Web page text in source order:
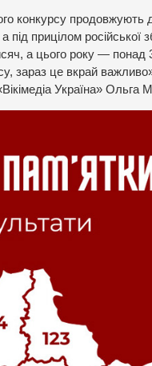
конкурсу продовжують
прицілом російської
а цього року — понад 30
зараз це вкрай
Україна» Ольга